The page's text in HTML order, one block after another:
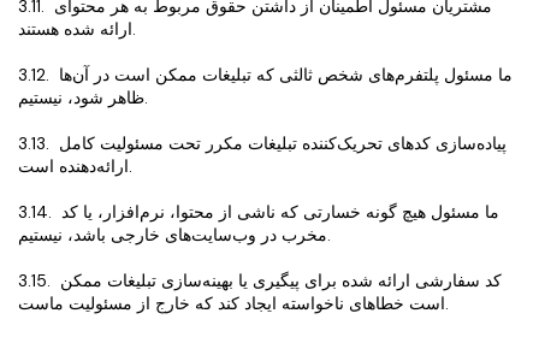
3.11. مشتریان مسئول اطمینان از داشتن حقوق مربوط به هر محتوای
ارائه شده هستند.
3.12. ما مسئول پلتفرم‌های شخص ثالثی که تبلیغات ممکن است در آن‌ها
ظاهر شود، نیستیم.
3.13. پیاده‌سازی کدهای تحریک‌کننده تبلیغات مکرر تحت مسئولیت کامل
ارائه‌دهنده است.
3.14. ما مسئول هیچ گونه خسارتی که ناشی از محتوا، نرم‌افزار، یا کد
مخرب در وب‌سایت‌های خارجی باشد، نیستیم.
3.15. کد سفارشی ارائه شده برای پیگیری یا بهینه‌سازی تبلیغات ممکن
است خطاهای ناخواسته ایجاد کند که خارج از مسئولیت ماست.